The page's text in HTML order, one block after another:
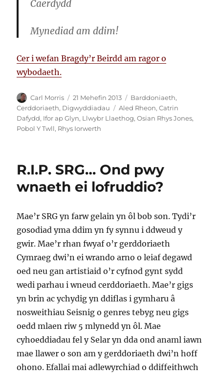
Caerdydd
Mynediad am ddim!
Cer i wefan Bragdy’r Beirdd am ragor o
wybodaeth.
Awdur
Carl Morris
Cofnodwyd
ar
21 Mehefin 2013 Categorïau
Barddoniaeth,
Cerddoriaeth, Digwyddiadau Tagiau
Aled Rheon,Catrin
Dafydd, Ifor ap Glyn, Llwybr Llaethog,Osian Rhys Jones,
Pobol Y Twll, Rhys Iorwerth
R.I.P. SRG… Ond pwy
wnaeth ei lofruddio?
Mae’r SRG yn farw gelain yn ôl bob son. Tydi’r
gosodiad yma ddim yn fy synnu i ddweud y
gwir. Mae’r rhan fwyaf o’r gerddoriaeth
Cymraeg dwi’n ei wrando arno o leiaf degawd
oed neu gan artistiaid o’r cyfnod gynt sydd
wedi parhau i wneud cerddoriaeth. Mae’r gigs
yn brin ac ychydig yn ddiflas i gymharu â
nosweithiau Seisnig o genres tebyg neu gigs
oedd mlaen riw 5 mlynedd yn ôl. Mae
cyhoeddiadau fel y Selar yn dda ond anaml iawn
mae llawer o son am y gerddoriaeth dwi’n hoff
ohono. Efallai mai adlewyrchiad o ddiffeithwch